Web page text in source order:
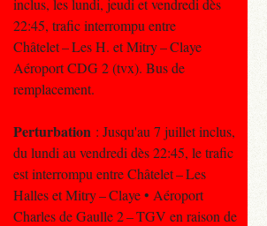
inclus, les lundi, jeudi et vendredi dès
22:45, trafic interrompu entre
Châtelet – Les H. et Mitry – Claye
Aéroport CDG 2 (tvx). Bus de
remplacement.
Perturbation : Jusqu'au 7 juillet inclus,
du lundi au vendredi dès 22:45, le trafic
est interrompu entre Châtelet – Les
Halles et Mitry – Claye • Aéroport
Charles de Gaulle 2 – TGV en raison de